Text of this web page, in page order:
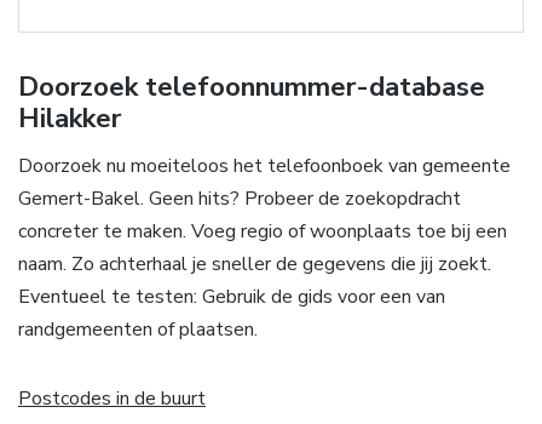
Doorzoek telefoonnummer-database
Hilakker
Doorzoek nu moeiteloos het telefoonboek van gemeente
Gemert-Bakel. Geen hits? Probeer de zoekopdracht
concreter te maken. Voeg regio of woonplaats toe bij een
naam. Zo achterhaal je sneller de gegevens die jij zoekt.
Eventueel te testen: Gebruik de gids voor een van
randgemeenten of plaatsen.
Postcodes in de buurt